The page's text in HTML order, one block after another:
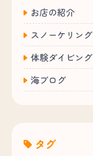
お店の紹介
スノーケリング
体験ダイビング
海ブログ
タグ